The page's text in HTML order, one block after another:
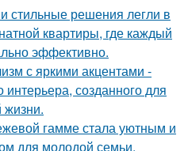
стильные решения легли в
квартиры, где каждый
эффективно.
с яркими акцентами -
созданного для
жизни.
гамме стала уютным и
для молодой семьи.